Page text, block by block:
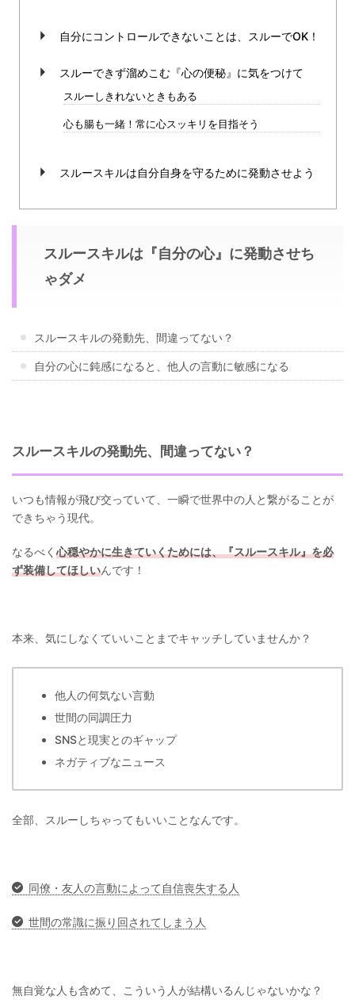
自分にコントロールできないことは、スルーでOK！
スルーできず溜めこむ『心の便秘』に気をつけて
スルーしきれないときもある
心も腸も一緒！常に心スッキリを目指そう
スルースキルは自分自身を守るために発動させよう
スルースキルは『自分の心』に発動させち
ゃダメ
スルースキルの発動先、間違ってない？
自分の心に鈍感になると、他人の言動に敏感になる
スルースキルの発動先、間違ってない？
いつも情報が飛び交っていて、一瞬で世界中の人と繋がることが
できちゃう現代。
なるべく 心穏やかに生きていくためには、『スルースキル』を必
ず装備してほしいんです！
本来、気にしなくていいことまでキャッチしていませんか？
他人の何気ない言動
世間の同調圧力
SNSと現実とのギャップ
ネガティブなニュース
全部、スルーしちゃってもいいことなんです。
同僚・友人の言動によって自信喪失する人
世間の常識に振り回されてしまう人
無自覚な人も含めて、こういう人が結構いるんじゃないかな？